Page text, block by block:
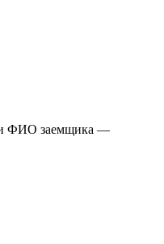
и ФИО заемщика —